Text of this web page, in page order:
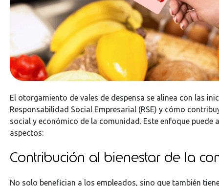
El otorgamiento de vales de despensa se alinea con las
Responsabilidad Social Empresarial (RSE) y cómo
social y económico de la comunidad. Este enfoque puede
aspectos:
Contribución al bienestar de la
No solo benefician a los empleados, sino que también